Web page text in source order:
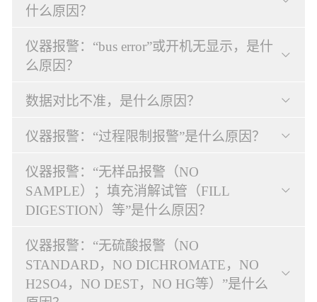
什么原因？
仪器报警：“bus error”或开机无显示，是什
么原因？
数据对比不准，是什么原因？
仪器报警：“过程限制报警”是什么原因？
仪器报警：“无样品报警（NO
SAMPLE）；填充消解试管（FILL
DIGESTION）等”是什么原因？
仪器报警：“无硫酸报警（NO
STANDARD，NO DICHROMATE，NO
H2SO4，NO DEST，NO HG等）”是什么